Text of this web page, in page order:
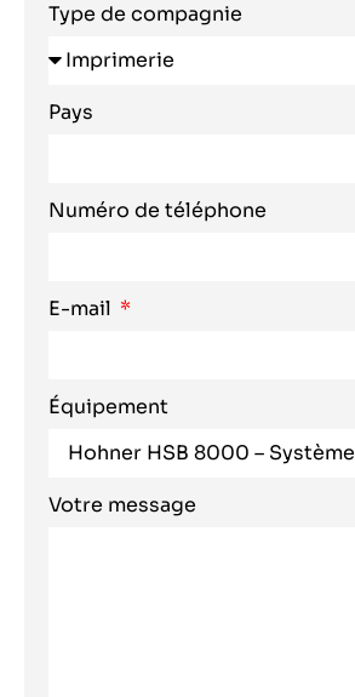
Type de compagnie
Pays
Numéro de téléphone
E-mail
Équipement
Votre message